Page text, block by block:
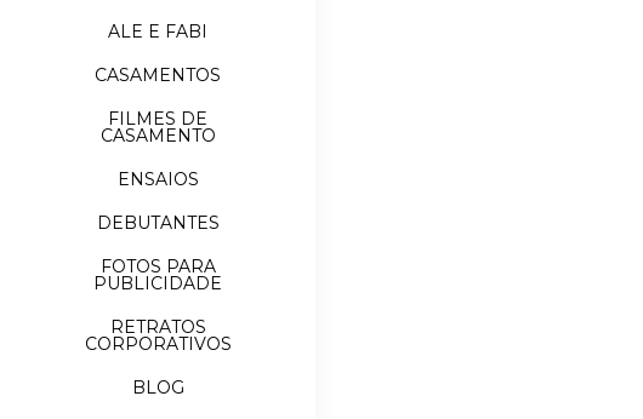
ALE E FABI
CASAMENTOS
FILMES DE
CASAMENTO
ENSAIOS
DEBUTANTES
FOTOS PARA
PUBLICIDADE
RETRATOS
CORPORATIVOS
BLOG